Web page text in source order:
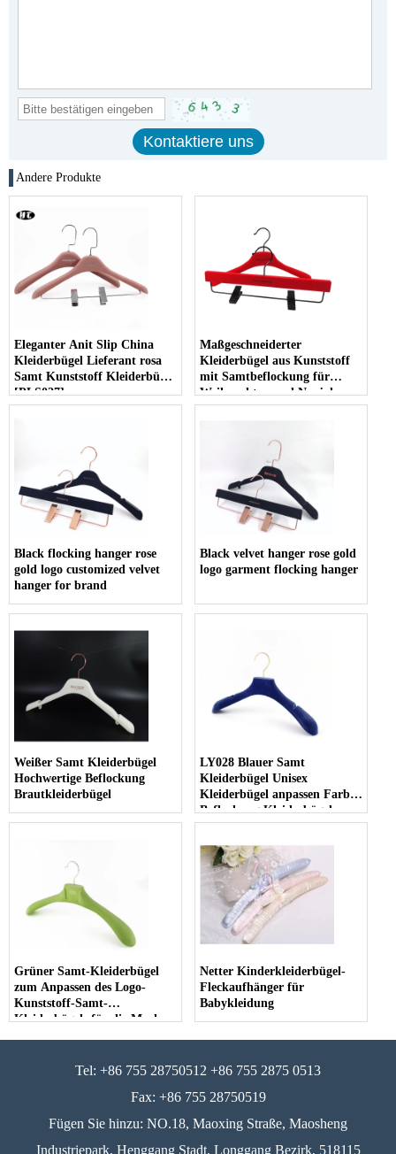
Andere Produkte
Eleganter Anit Slip China
Kleiderbügel Lieferant rosa
Samt Kunststoff Kleiderbügel
[PLS027]
Maßgeschneiderter
Kleiderbügel aus Kunststoff
mit Samtbeflockung für
Weihnachten und Neujahr
Black flocking hanger rose
gold logo customized velvet
hanger for brand
Black velvet hanger rose gold
logo garment flocking hanger
Weißer Samt Kleiderbügel
Hochwertige Beflockung
Brautkleiderbügel
LY028 Blauer Samt
Kleiderbügel Unisex
Kleiderbügel anpassen Farbe
Beflockung Kleiderbügel
Grüner Samt-Kleiderbügel
zum Anpassen des Logo-
Kunststoff-Samt-
Kleiderbügels für die Marke
Netter Kinderkleiderbügel-
Fleckaufhänger für
Babykleidung
Tel: +86 755 28750512 +86 755 2875 0513
Fax: +86 755 28750519
Fügen Sie hinzu: NO.18, Maoxing Straße, Maosheng
Industriepark, Henggang Stadt, Longgang Bezirk, 518115